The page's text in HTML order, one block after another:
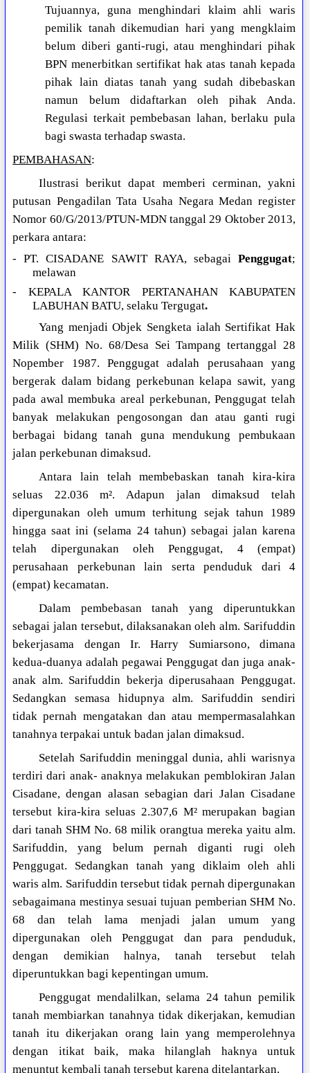
Tujuannya, guna menghindari klaim ahli waris
pemilik tanah dikemudian hari yang mengklaim
belum diberi ganti-rugi, atau menghindari pihak
BPN menerbitkan sertifikat hak atas tanah kepada
pihak lain diatas tanah yang sudah dibebaskan
namun belum didaftarkan oleh pihak Anda.
Regulasi terkait pembebasan lahan, berlaku pula
bagi swasta terhadap swasta.
PEMBAHASAN:
Ilustrasi berikut dapat memberi cerminan, yakni
putusan Pengadilan Tata Usaha Negara Medan register
Nomor 60/G/2013/PTUN-MDN tanggal 29 Oktober 2013,
perkara antara:
- PT. CISADANE SAWIT RAYA, sebagai Penggugat;
melawan
- KEPALA KANTOR PERTANAHAN KABUPATEN
LABUHAN BATU, selaku Tergugat.
Yang menjadi Objek Sengketa ialah Sertifikat Hak
Milik (SHM) No. 68/Desa Sei Tampang tertanggal 28
Nopember 1987. Penggugat adalah perusahaan yang
bergerak dalam bidang perkebunan kelapa sawit, yang
pada awal membuka areal perkebunan, Penggugat telah
banyak melakukan pengosongan dan atau ganti rugi
berbagai bidang tanah guna mendukung pembukaan
jalan perkebunan dimaksud.
Antara lain telah membebaskan tanah kira-kira
seluas 22.036 m². Adapun jalan dimaksud telah
dipergunakan oleh umum terhitung sejak tahun 1989
hingga saat ini (selama 24 tahun) sebagai jalan karena
telah dipergunakan oleh Penggugat, 4 (empat)
perusahaan perkebunan lain serta penduduk dari 4
(empat) kecamatan.
Dalam pembebasan tanah yang diperuntukkan
sebagai jalan tersebut, dilaksanakan oleh alm. Sarifuddin
bekerjasama dengan Ir. Harry Sumiarsono, dimana
kedua-duanya adalah pegawai Penggugat dan juga anak-
anak alm. Sarifuddin bekerja diperusahaan Penggugat.
Sedangkan semasa hidupnya alm. Sarifuddin sendiri
tidak pernah mengatakan dan atau mempermasalahkan
tanahnya terpakai untuk badan jalan dimaksud.
Setelah Sarifuddin meninggal dunia, ahli warisnya
terdiri dari anak- anaknya melakukan pemblokiran Jalan
Cisadane, dengan alasan sebagian dari Jalan Cisadane
tersebut kira-kira seluas 2.307,6 M² merupakan bagian
dari tanah SHM No. 68 milik orangtua mereka yaitu alm.
Sarifuddin, yang belum pernah diganti rugi oleh
Penggugat. Sedangkan tanah yang diklaim oleh ahli
waris alm. Sarifuddin tersebut tidak pernah dipergunakan
sebagaimana mestinya sesuai tujuan pemberian SHM No.
68 dan telah lama menjadi jalan umum yang
dipergunakan oleh Penggugat dan para penduduk,
dengan demikian halnya, tanah tersebut telah
diperuntukkan bagi kepentingan umum.
Penggugat mendalilkan, selama 24 tahun pemilik
tanah membiarkan tanahnya tidak dikerjakan, kemudian
tanah itu dikerjakan orang lain yang memperolehnya
dengan itikat baik, maka hilanglah haknya untuk
menuntut kembali tanah tersebut karena ditelantarkan.